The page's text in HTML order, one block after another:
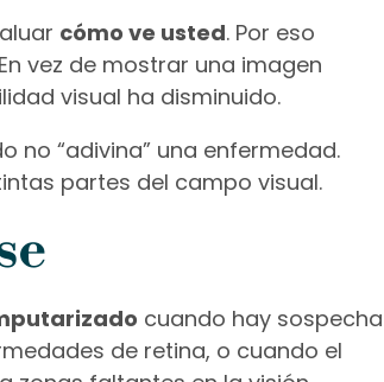
cómo ve usted. Por eso
vez de mostrar una imagen
visual ha disminuido.
no “adivina” una enfermedad.
partes del campo visual.
cuando hay sospecha
de retina, o cuando el